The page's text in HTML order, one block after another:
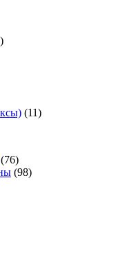
(11)
(76)
(98)